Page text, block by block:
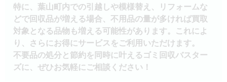
特に、葉山町内での引越しや模様替え、リフォームな
どで回収品が増える場合、不用品の量が多ければ買取
対象となる品物も増える可能性があります。これによ
り、さらにお得にサービスをご利用いただけます。
不要品の処分と節約を同時に叶えるゴミ回収バスター
ズに、ぜひお気軽にご相談ください！